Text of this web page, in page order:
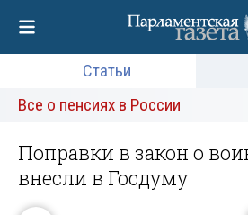
Статьи
Все о пенсиях в России
Поправки в закон о
внесли в Госдуму